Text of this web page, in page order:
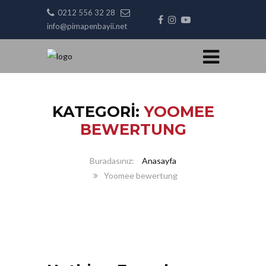
0212 556 32 28
info@pimapenbayii.net
KATEGORI: YOOMEE
BEWERTUNG
Anasayfa
Yoomee bewertung